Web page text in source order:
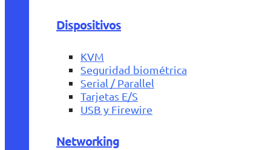
Dispositivos
KVM
Seguridad biométrica
Serial / Parallel
Tarjetas E/S
USB y Firewire
Networking